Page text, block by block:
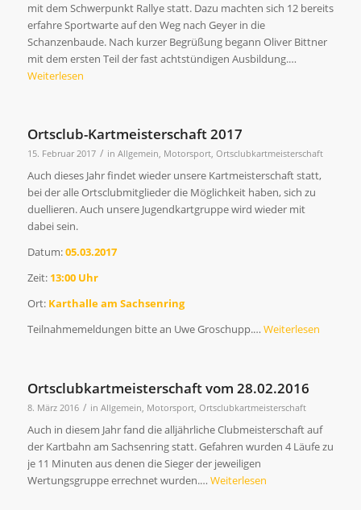
mit dem Schwerpunkt Rallye statt. Dazu machten sich 12 bereits
erfahre Sportwarte auf den Weg nach Geyer in die
Schanzenbaude. Nach kurzer Begrüßung begann Oliver Bittner
mit dem ersten Teil der fast achtstündigen Ausbildung.…
Weiterlesen
Ortsclub-Kartmeisterschaft 2017
15. Februar 2017 / in Allgemein, Motorsport, Ortsclubkartmeisterschaft
Auch dieses Jahr findet wieder unsere Kartmeisterschaft statt,
bei der alle Ortsclubmitglieder die Möglichkeit haben, sich zu
duellieren. Auch unsere Jugendkartgruppe wird wieder mit
dabei sein.
Datum:05.03.2017
Zeit: 13:00 Uhr
Ort: Karthalle am Sachsenring
Teilnahmemeldungen bitte an Uwe Groschupp.… Weiterlesen
Ortsclubkartmeisterschaft vom 28.02.2016
8. März 2016 / in Allgemein Motorsport, Ortsclubkartmeisterschaft
Auch in diesem Jahr fand die alljährliche Clubmeisterschaft auf
der Kartbahn am Sachsenring statt. Gefahren wurden 4 Läufe zu
je 11 Minuten aus denen die Sieger der jeweiligen
Wertungsgruppe errechnet wurden.… Weiterlesen